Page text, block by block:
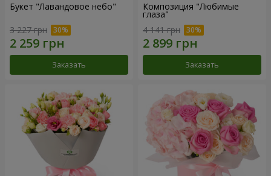
Букет "Лавандовое небо"
3 227 грн
Заказать
Композиция "Любимые
глаза"
4 141 грн
Заказать